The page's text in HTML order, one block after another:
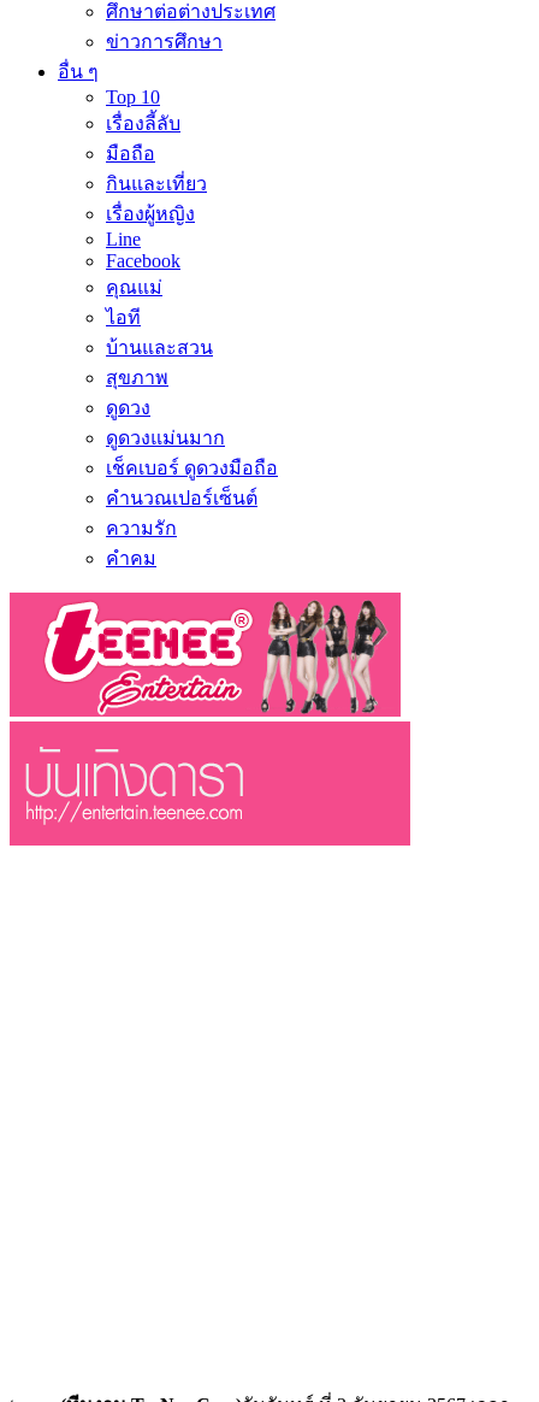
ศึกษาต่อต่างประเทศ
ข่าวการศึกษา
อื่น ๆ
Top 10
เรื่องลี้ลับ
มือถือ
กินและเที่ยว
เรื่องผู้หญิง
Line
Facebook
คุณแม่
ไอที
บ้านและสวน
สุขภาพ
ดูดวง
ดูดวงแม่นมาก
เช็คเบอร์ ดูดวงมือถือ
คำนวณเปอร์เซ็นต์
ความรัก
คำคม